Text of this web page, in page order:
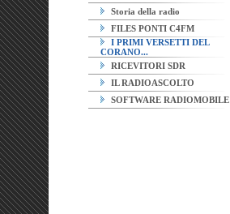
Storia della radio
FILES PONTI C4FM
I PRIMI VERSETTI DEL
CORANO...
RICEVITORI SDR
IL RADIOASCOLTO
SOFTWARE RADIOMOBILE